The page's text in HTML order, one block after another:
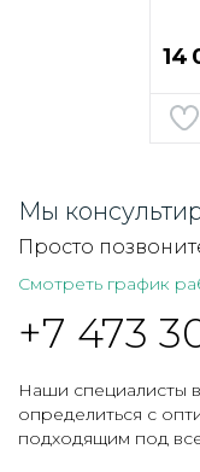
14
Мы
Просто
Смотреть график
+7 473
Наши специалисты
определиться с
подходящим под